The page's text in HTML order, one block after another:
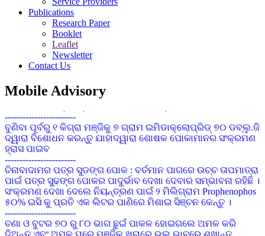
Publications
Research Paper
Booklet
Leaflet
Newsletter
Contact Us
Mobile Advisory
କପାର ସଙ୍କର କିସମ ପାଇଁ ଜେଇ.କେ ଦୁର୍ଗା, ଅଟଳ,ଧାନୋ, ଗବର, ଶ୍ରୀ
ତୁଳସୀ, ଭାଗ୍ୟ, ଆକ୍କା, ଚନ୍ଦ୍ରମୁଖୀ ଉତ୍ତମ ଅଟେ
------------------------
ଗଜା ପୂର୍ବବର୍ତ୍ତୀ ଘାସମରା ଔଷଧ ପ୍ରୟୋଗ କରିନଥିଲେ ଧାନ ବୁଣିବାର 15
ରୁ 20 ଦିନରେ ଏକର ପ୍ରତି 120 ମି.ଲି ବିସ୍ପାଇରିବାକ୍ ସୋଡିୟମ୍
10%ଏସ.ସି 200 ଲି. ପାଣିରେ ସିଞ୍ଚନ୍ତୁ
------------------------
ଚାଷପାଇଁ ୫ କି.ଗ୍ରା. ପ୍ରତି ଏକର ବିହନ ଆବଶ୍ୟକ
ବୁଣିବା ପୂର୍ବରୁ ୧ କିଗ୍ରା ମଞ୍ଜିକୁ ୭ ଗ୍ରାମ ଇମିଡାକ୍ଲୋପ୍ରିଡ୍ ୭୦ ଡବ୍ଲୁ.ଜି
ଦ୍ୱାରା ବିଶୋଧନ କରନ୍ତୁ ଯାହାଦ୍ୱାରା ଶୋଷକ ପୋକାମାନର ସଂକ୍ରମଣ
ହ୍ରାସ ପାଇବ
------------------------
ଚିନାବାଦାମର ପତ୍ର ସୁଡଙ୍ଗ ପୋକ : ବର୍ତମାନ ପାଗରେ ଉଚ୍ଚ ତାପମାତ୍ରା
ପାଇଁ ପତ୍ର ସୁଢଙ୍ଗ ପୋକର ପାଦୁର୍ଭାବ ଦେଖା ଦେବାର ସମ୍ଭାବନା ରହିଛି ।
ସଂକ୍ରମଣ ଦେଖା ଦେଲେ ନିୟନ୍ତ୍ରଣ ପାଇଁ ୨ ମିଲିଗ୍ରାମ Prophenophos
୫୦% ଇସି କୁ ପ୍ରତି ଏକ ଲିଟର ପାଣିରେ ମିଶାଇ ସିଞ୍ଚନ କେନ୍ତୁ ।
------------------------
ଚଣା ଓ ବୁଟର ୭୦ ରୁ ୮୦ ଭାଗ ଛୁଇଁ ପାକଳ ହୋଇଗଲେ ଅମଳ କରି
ଦିଅନ୍ତୁ ଏବଂ ଅମଳ ପରେ ମଞ୍ଜିକୁ ଖରାରେ ଭଲ ଭାବରେ ଶୁଖାନ୍ତୁ
ଯେପରିକି ମଞ୍ଜିରେ 8 ରୁ 10 ଭାଗ ଜଳୀୟ ଅଂଶ ରହିବ